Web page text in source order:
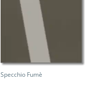
Specchio Fumè